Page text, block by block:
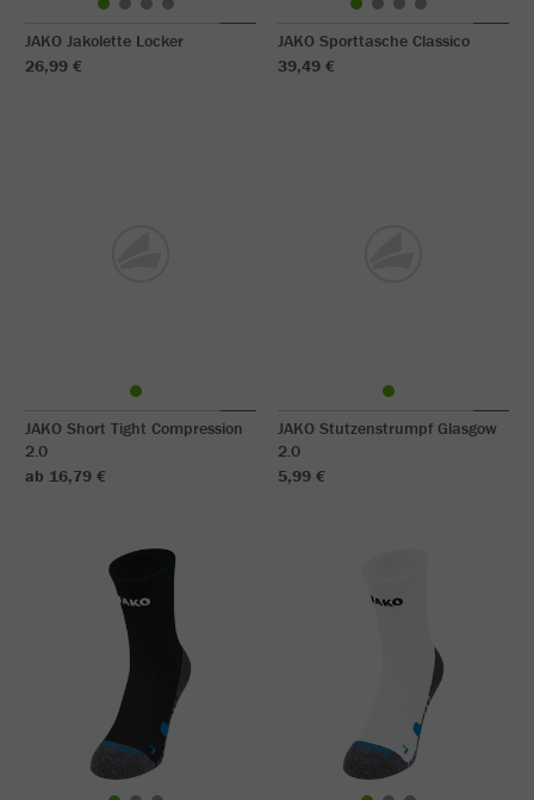
JAKO Jakolette Locker
26,99 €
JAKO Sporttasche Classico
39,49 €
JAKO Short Tight Compression
2.0
ab 16,79 €
JAKO Stutzenstrumpf Glasgow
2.0
5,99 €